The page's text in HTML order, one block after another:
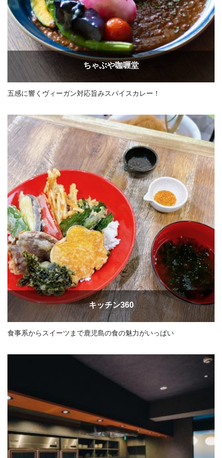
ちゃぶや咖喱堂
五感に響くヴィーガン対応旨みスパイスカレー！
キッチン360
食事系からスイーツまで鹿児島の食の魅力がいっぱい